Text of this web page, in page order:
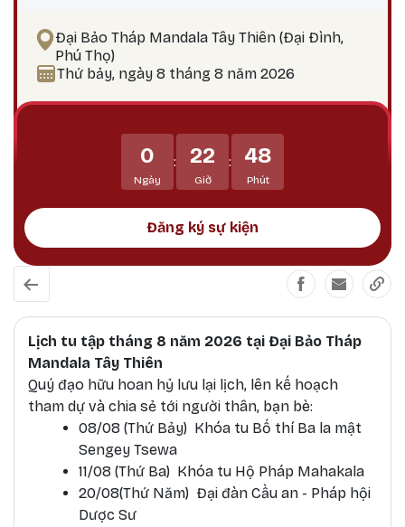
phiền não bám chấp khổ đau Tích lũy công đức,
hướng tới giác ngộ Tại sao nên thực hành vào
ngày 25? Theo lịch Kim Cương Thừa, ngày 25 là
Phật Bản Tôn Mẫu Tính.
Đại Bảo Tháp Mandala Tây Thiên (Đại Đình,
Phú Thọ)
Thứ bảy, ngày 8 tháng 8 năm 2026
0
Ngày
: 22
Giờ
: 48
Phút
Đăng ký sự kiện
Lịch tu tập tháng 8 năm 2026 tại Đại Bảo Tháp
Mandala Tây Thiên
Quý đạo hữu hoan hỷ lưu lại lịch, lên kế hoạch
tham dự và chia sẻ tới người thân, bạn bè:
08/08 (Thứ Bảy) Khóa tu Bố thí Ba la mật
Sengey Tsewa
11/08 (Thứ Ba) Khóa tu Hộ Pháp Mahakala
20/08(Thứ Năm) Đại đàn Cầu an - Pháp hội
Dược Sư